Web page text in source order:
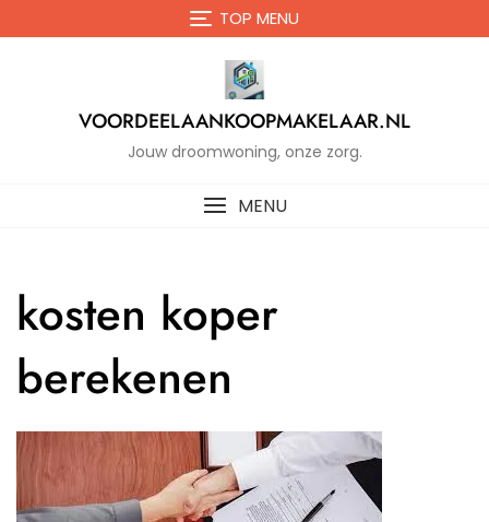
de
TOP MENU
VOORDEELAANKOOPMAKELAAR.NL
Jouw droomwoning, onze zorg.
MENU
kosten koper
berekenen